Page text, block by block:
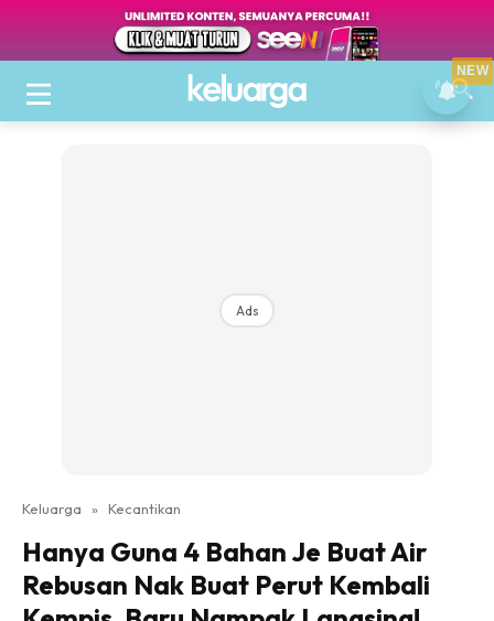
Ads
Keluarga » Kecantikan
Hanya Guna 4 Bahan Je Buat Air
Rebusan Nak Buat Perut Kembali
NEW